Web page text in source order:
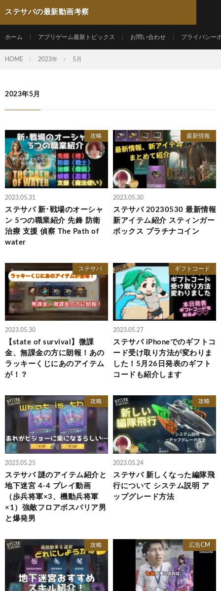
ステサバの最新動画考察
ホーム アプリゲーム最新トピックス お問い合わせ プライバシー
HOME 2023年 5月
2023年5月
攻略
2023.05.31
ステサバ 新･戦場のオーシャ
ン 5つの職業紹介 先鋒 防衛
治療 支援 偵察 The Path of
water
最新情報
2023.05.30
ステサバ 20230530 最新情報
新アイテム紹介 スティンガー
ボックス プラチナコイン
ステサバ
2023.05.30
【state of survival】微課
金、無課金の方に朗報！あの
ラッキーくじにあのアイテム
が！？
ギフトコード
2023.05.27
ステサバ iPhoneでのギフトコ
ード受け取り方法が変わりま
した！5月26日発表のギフト
コードも紹介します
攻略
2023.05.25
ステサバ 謎のアイテム紹介と
地下迷宮 4-4 プレイ動画
（歩兵将軍×3、機動兵将軍
×1）強敵フロアボスバリア男
と爆発男
攻略
2023.05.24
ステサバ 新しくなった編隊飛
行について システム説明 ア
ップグレード方法
攻略 広告CM